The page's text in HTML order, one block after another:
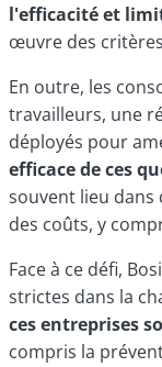
l'efficacité et
œuvre des
En outre, les
travailleurs, une
déployés pour
efficace de ces
souvent lieu dans
des coûts, y
Face à ce défi,
strictes dans la
ces entreprises
compris la